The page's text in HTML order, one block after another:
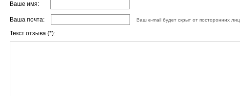
Ваше имя:
Ваша почта: Ваш e-mail будет скрыт от посторонних лиц
Текст отзыва (*):